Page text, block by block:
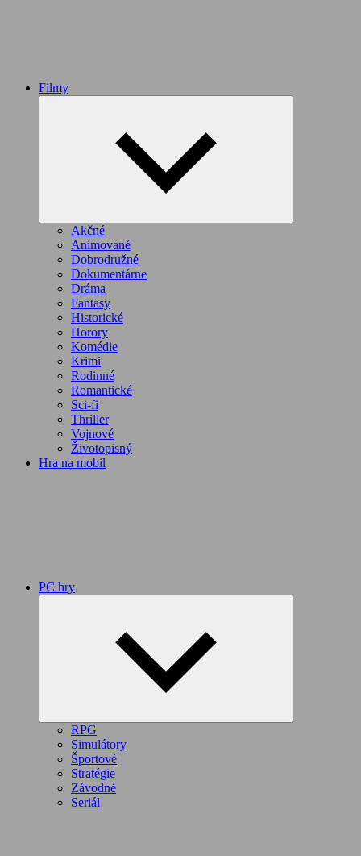
Filmy
Akčné
Animované
Dobrodružné
Dokumentárne
Dráma
Fantasy
Historické
Horory
Komédie
Krimi
Rodinné
Romantické
Sci-fi
Thriller
Vojnové
Životopisný
Hra na mobil
PC hry
RPG
Simulátory
Športové
Stratégie
Závodné
Seriál